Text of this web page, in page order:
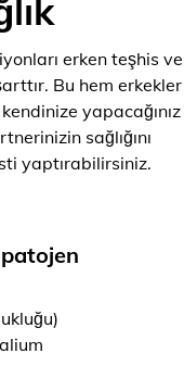
erken teşhis ve
Bu hem erkekler
yapacağınız
sağlığını
yaptırabilirsiniz.